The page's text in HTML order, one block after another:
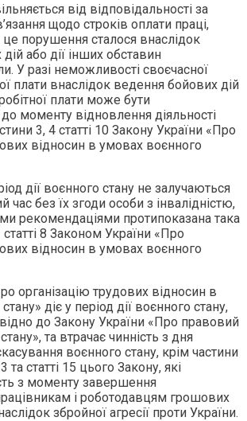
від відповідальності за
щодо строків оплати праці,
порушення сталося внаслідок
або дії інших обставин
У разі неможливості своєчасної
плати внаслідок ведення бойових дій
плати може бути
моменту відновлення діяльності
3, 4 статті 10 Закону України «Про
відносин в умовах воєнного
дії воєнного стану не залучаються
час без їх згоди особи з інвалідністю,
рекомендаціями протипоказана така
8 Законом України «Про
відносин в умовах воєнного
організацію трудових відносин в
діє у період дії воєнного стану,
до Закону України «Про правовий
та втрачає чинність з дня
воєнного стану, крім частини
та статті 15 цього Закону, які
з моменту завершення
і роботодавцям грошових
збройної агресії проти України.